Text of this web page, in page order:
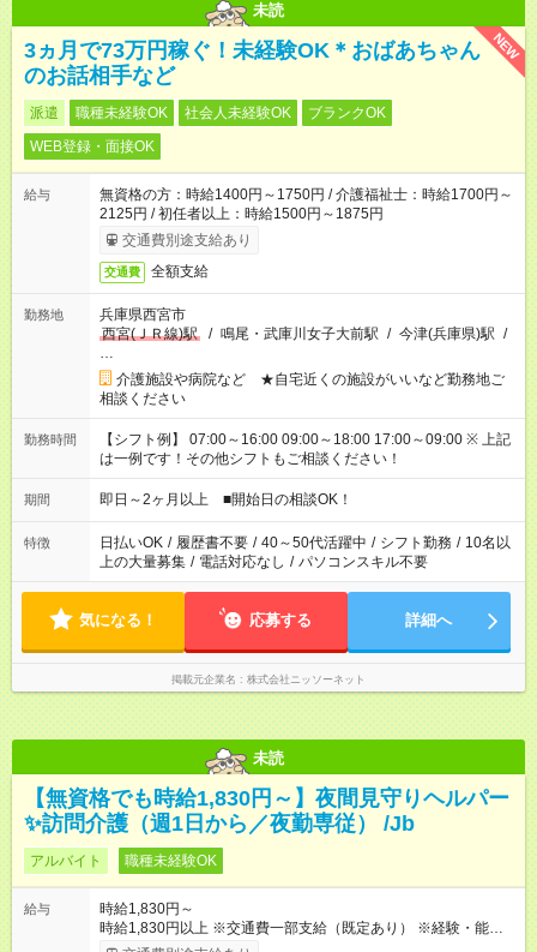
未読
NEW
3ヵ月で73万円稼ぐ！未経験OK＊おばあちゃん
のお話相手など
派遣 職種未経験OK 社会人未経験OK
ブランクOK
WEB登録・面接OK
給与
無資格の方：時給1400円～1750円 / 介護福祉士：時給1700円～
2125円 / 初任者以上：時給1500円～1875円
交通費別途支給あり
交通費 全額支給
勤務地
兵庫県西宮市
西宮(ＪＲ線)駅
/ 鳴尾・武庫川女子大前駅 / 今津(兵庫県)駅 /
…
介護施設や病院など ★自宅近くの施設がいいなど勤務地ご
相談ください
勤務時間
【シフト例】 07:00～16:00 09:00～18:00 17:00～09:00 ※ 上記
は一例です！その他シフトもご相談ください！
期間 即日～2ヶ月以上 ■開始日の相談OK！
特徴 日払いOK / 履歴書不要 / 40～50代活躍中 / シフト勤務 / 10名以
上の大量募集 / 電話対応なし / パソコンスキル不要
気になる！ 応募する 詳細へ
掲載元企業名 株式会社ニッソーネット
未読
【無資格でも時給1,830円～】夜間見守りヘルパー
✨訪問介護（週1日から／夜勤専従） /Jb
アルバイト 職種未経験OK
給与
時給1,830円～
時給1,830円以上 ※交通費一部支給（既定あり） ※経験・能力を
考慮して決定します 【収入例】 週1回勤務の場合：1,830円×8時